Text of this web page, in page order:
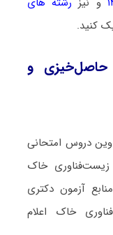
کنید.
حاصل‌خیزی و
دروس امتحانی
خاک
آزمون دکتری
خاک اعلام